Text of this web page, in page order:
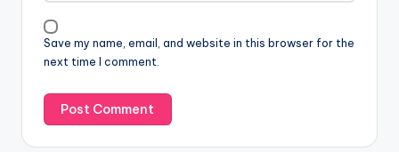
Save my name, email, and website in this browser for the
next time I comment.